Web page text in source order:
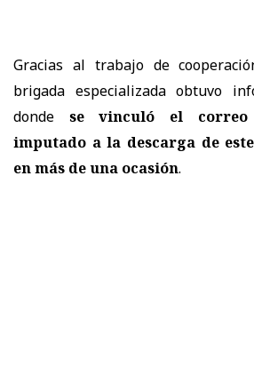
Gracias al trabajo de
brigada especializada obtuvo
donde se vinculó el correo
imputado a la descarga de
en más de una ocasión.